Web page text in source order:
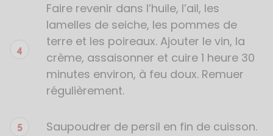
Faire revenir dans l’huile, l’ail, les
lamelles de seiche, les pommes de
terre et les poireaux. Ajouter le vin, la
crème, assaisonner et cuire 1 heure 30
minutes environ, à feu doux. Remuer
régulièrement.
Saupoudrer de persil en fin de cuisson.